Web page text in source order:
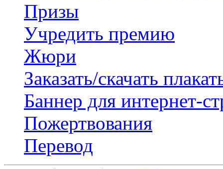
Призы
Учредить премию
Жюри
Заказать/скачать
Баннер для интернет-
Пожертвования
Перевод